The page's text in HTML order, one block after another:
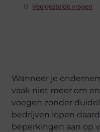
Veelgestelde vragen
Wanneer je
vaak niet meer om
voegen zonder
bedrijven lopen
beperkingen aan op